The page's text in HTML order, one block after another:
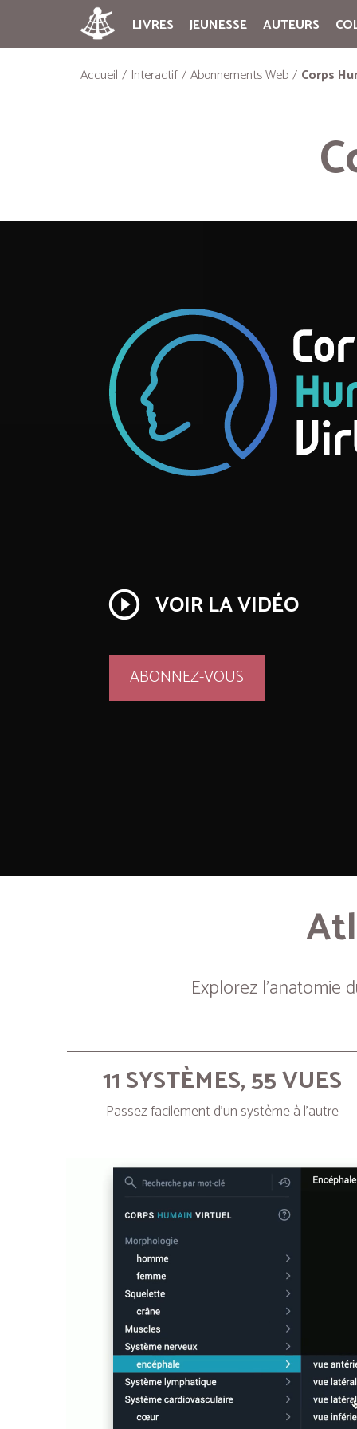
LIVRES JEUNESSE AUTEURS
Accueil Interactif Abonnements Web Corps
play_circle_outline VOIR LA VIDÉO
ABONNEZ-VOUS
Explorez
11 SYSTÈMES, 55 VUES
Passez facilement d’un système à l’autre